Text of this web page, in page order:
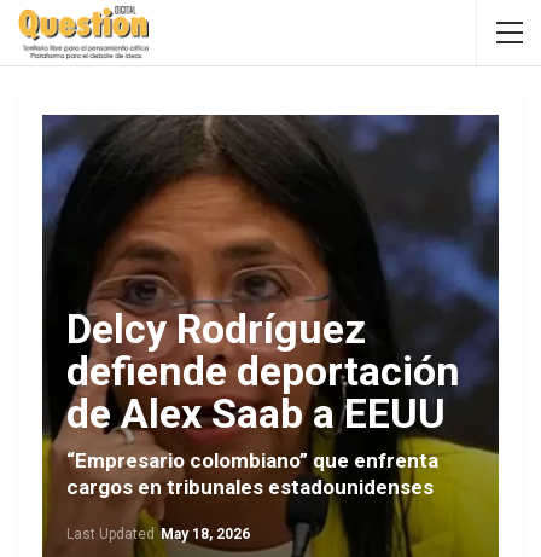
Delcy Rodríguez
defiende deportación
de Alex Saab a EEUU
“Empresario colombiano” que enfrenta
cargos en tribunales estadounidenses
Last Updated May 18, 2026